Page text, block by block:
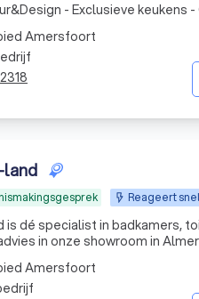
- Exclusieve keukens
Amersfoort
land
Reageert
is dé specialist in
in onze showroom in
Amersfoort